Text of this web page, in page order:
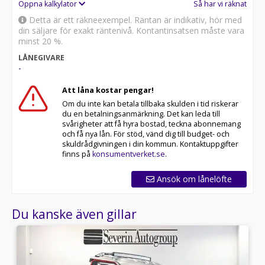
Öppna kalkylator Så har vi räknat
Detta är ett räkneexempel. Räntan är indikativ, hör med
din säljare för exakt räntenivå. Kontantinsatsen måste vara
minst 20 %.
LÅNEGIVARE
-
Att låna kostar pengar!
Om du inte kan betala tillbaka skulden i tid riskerar
du en betalningsanmärkning. Det kan leda till
svårigheter att få hyra bostad, teckna abonnemang
och få nya lån. För stöd, vänd dig till budget- och
skuldrådgivningen i din kommun. Kontaktuppgifter
finns på konsumentverket.se.
Ansök om lånelöfte
Du kanske även gillar